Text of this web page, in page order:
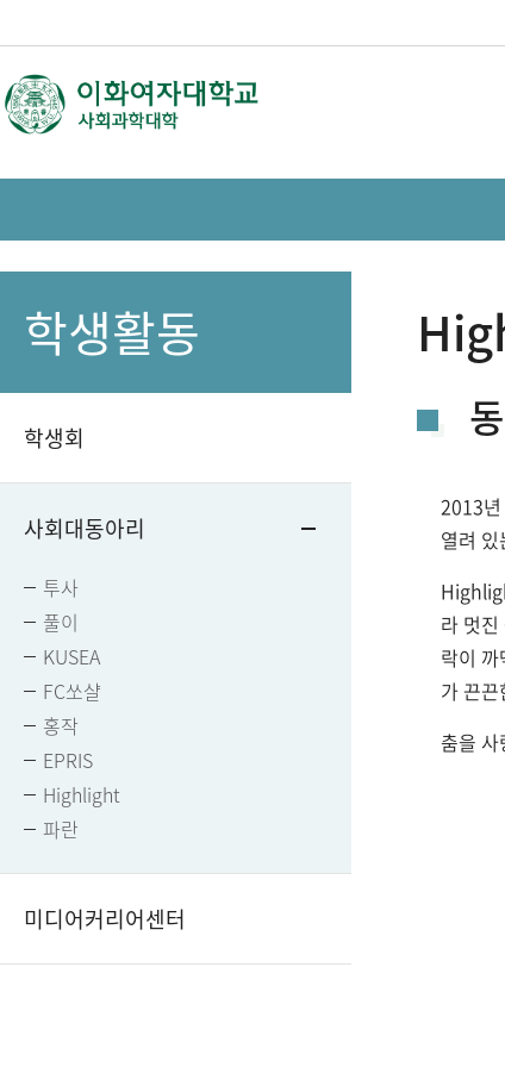
학생활동
학생회
사회대동아리
투사
풀이
KUSEA
FC쏘샬
홍작
EPRIS
Highlight
파란
미디어커리어센터
2013
열려
라 멋
락이
가 끈
춤을